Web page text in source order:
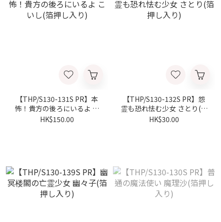
【THP/S130-131S PR】本
怖！貴方の後ろにいるよ こ
いし(箔押し入り)
HK$150.00
【THP/S130-132S PR】怨
霊も恐れ怯む少女 さとり(箔
押し入り)
HK$30.00